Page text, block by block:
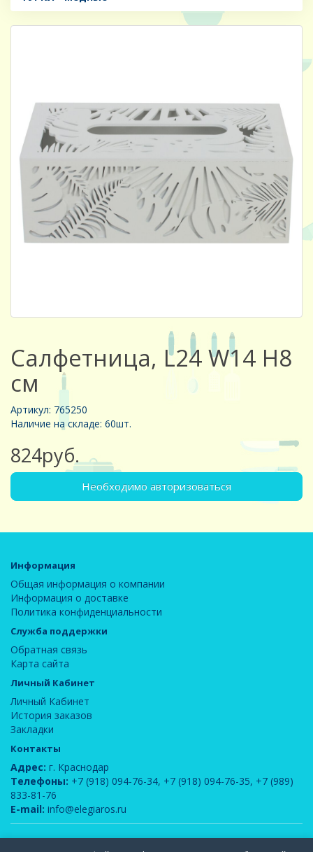
Салфетница, L24 W14 H8
см
Артикул: 765250
Наличие на складе: 60шт.
824руб.
Необходимо авторизоваться
Информация
Общая информация о компании
Информация о доставке
Политика конфиденциальности
Служба поддержки
Обратная связь
Карта сайта
Личный Кабинет
Личный Кабинет
История заказов
Закладки
Контакты
Адрес: г. Краснодар
Телефоны: +7 (918) 094-76-34, +7 (918) 094-76-35, +7 (989)
833-81-76
E-mail: info@elegiaros.ru